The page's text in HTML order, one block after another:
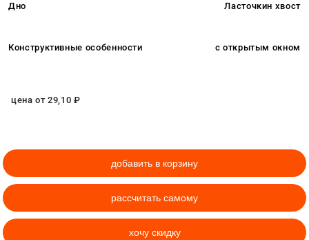
Дно Ласточкин хвост
Конструктивные особенности с открытым окном
цена от29,10 ₽
добавить в корзину
рассчитать самому
хочу скидку